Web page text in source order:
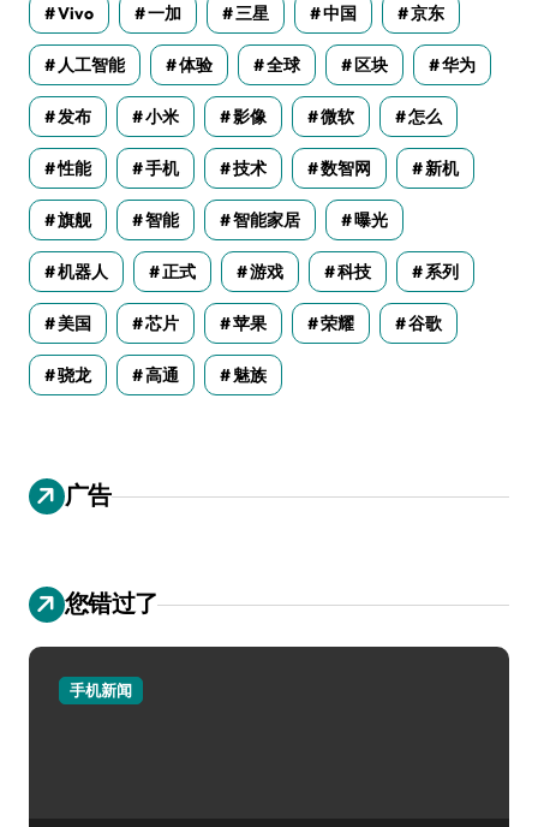
Vivo 一加 三星 中国 京东
人工智能 体验 全球 区块 华为
发布 小米 影像 微软 怎么
性能 手机 技术 数智网 新机
旗舰 智能 智能家居 曝光
机器人 正式 游戏 科技 系列
美国 芯片 苹果 荣耀 谷歌
骁龙 高通 魅族
广告
您错过了
手机新闻